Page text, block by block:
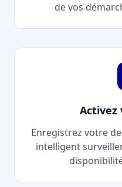
de vos
Activez
Enregistrez votre
intelligent